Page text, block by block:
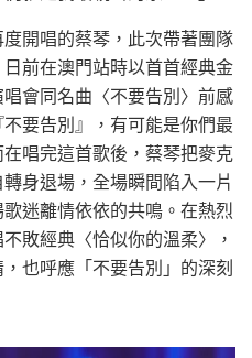
開唱的蔡琴，此次帶著團隊
前在澳門站時以首首經典金
會同名曲〈不要告別〉前感
要告別』，有可能是你們最
唱完這首歌後，蔡琴把麥克
身退場，全場瞬間陷入一片
迷離情依依的共鳴。在熱烈
敗經典〈恰似你的溫柔〉，
也呼應「不要告別」的深刻